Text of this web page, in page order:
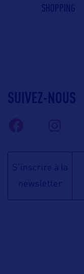
SHOPPING
SUIVEZ-NOUS
S'inscrire à la
newsletter